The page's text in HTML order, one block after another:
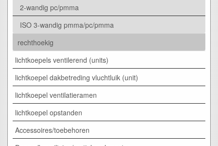
2-wandig pc/pmma
ISO 3-wandig pmma/pc/pmma
rechthoekig
lichtkoepels ventilerend (units)
lichtkoepel dakbetreding vluchtluik (unit)
lichtkoepel ventilatieramen
lichtkoepel opstanden
Accessoires/toebehoren